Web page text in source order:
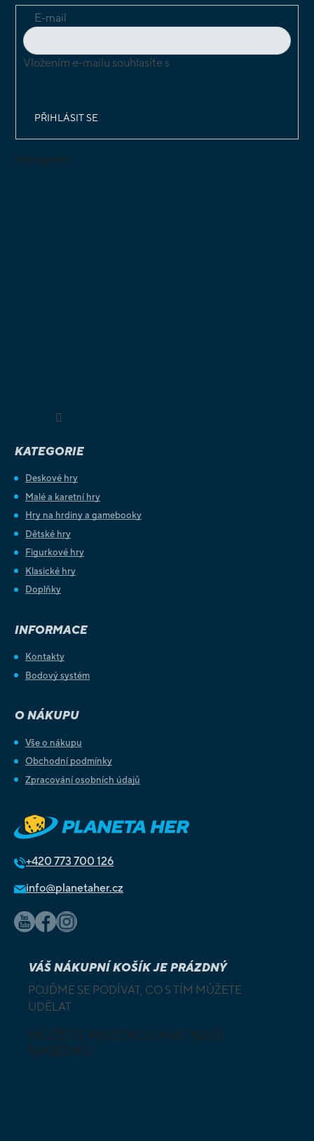
E-mail
Vložením e-mailu souhlasíte s
PŘIHLÁSIT SE
Instagram
KATEGORIE
Deskové hry
Malé a karetní hry
Hry na hrdiny a gamebooky
Dětské hry
Figurkové hry
Klasické hry
Doplňky
INFORMACE
Kontakty
Bodový systém
O NÁKUPU
Vše o nákupu
Obchodní podmínky
Zpracování osobních údajů
+420 773 700 126
info@planetaher.cz
VÁŠ NÁKUPNÍ KOŠÍK JE PRÁZDNÝ
POJĎME SE PODÍVAT, CO S TÍM MŮŽETE
UDĚLAT
MŮŽETE PROZKOUMAT NAŠI
NABÍDKU